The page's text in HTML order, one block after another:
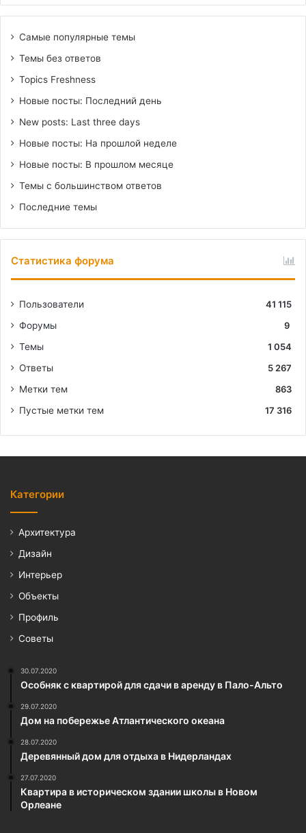
Самые популярные темы
Темы без ответов
Topics Freshness
Новые посты: Последний день
New posts: Last three days
Новые посты: На прошлой неделе
Новые посты: В прошлом месяце
Темы с большинством ответов
Последние темы
Статистика форума
Пользователи
41 115
Форумы
9
Темы
1 054
Ответы
5 267
Метки тем
863
Пустые метки тем
17 316
Категории
Архитектура
Дизайн
Интерьер
Объекты
Профиль
Советы
30.07.2020
Особняк с квартирой для сдачи в аренду в Пало-Альто
29.07.2020
Дом на побережье Атлантического океана
28.07.2020
Деревянный дом для отдыха в Нидерландах
27.07.2020
Квартира в историческом здании школы в Новом
Орлеане